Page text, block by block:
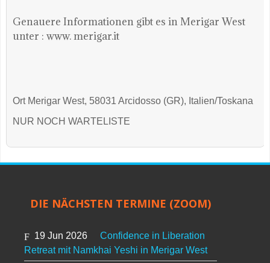
Genauere Informationen gibt es in Merigar West
unter : www. merigar.it
Ort Merigar West, 58031 Arcidosso (GR), Italien/Toskana
NUR NOCH WARTELISTE
DIE NÄCHSTEN TERMINE (ZOOM)
19 Jun 2026
Confidence in Liberation
Retreat mit Namkhai Yeshi in Merigar West